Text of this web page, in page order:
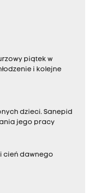
piątek w
i kolejne
dzieci. Sanepid
jego pracy
i cień dawnego